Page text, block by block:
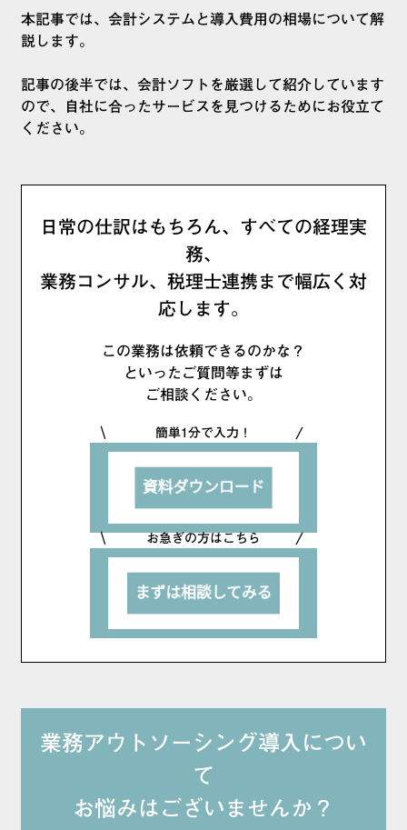
本記事では、会計システムと導入費用の相場について解
説します。
記事の後半では、会計ソフトを厳選して紹介しています
ので、自社に合ったサービスを見つけるためにお役立て
ください。
日常の仕訳はもちろん、すべての経理実
務、
業務コンサル、税理士連携まで幅広く対
応します。
この業務は依頼できるのかな？
といったご質問等まずは
ご相談ください。
簡単1分で入力！
お急ぎの方はこちら
業務アウトソーシング導入につい
て
お悩みはございませんか？